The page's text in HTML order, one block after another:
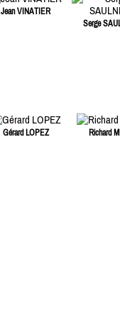
Jean VINATIER
Serge
Gérard LOPEZ Richard